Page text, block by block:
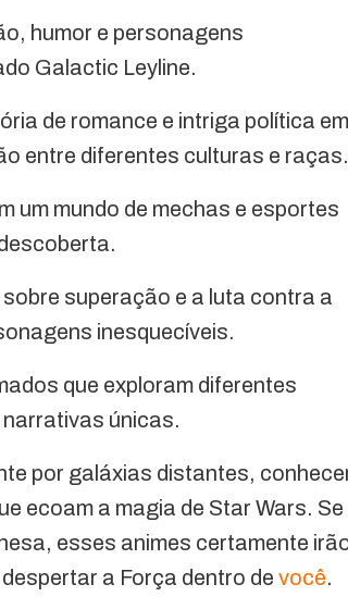
humor e personagens
Galactic Leyline.
de romance e intriga política em
entre diferentes culturas e raças.
um mundo de mechas e esportes
superação e a luta contra a
inesquecíveis.
que exploram diferentes
únicas.
por galáxias distantes,
ecoam a magia de Star Wars. Se
esses animes certamente
a Força dentro de você.